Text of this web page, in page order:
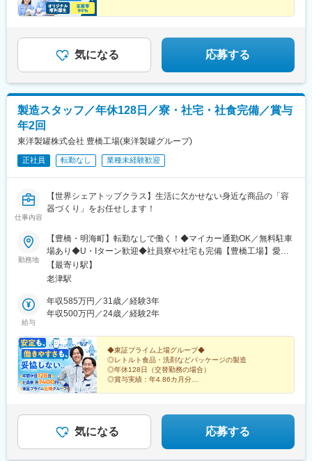
■完全週休2日／年休121日／平均残業月20H
■賞与年2回＋決算賞与
気になる 応募する
製造スタッフ／年休128日／寮・社宅・社食完備／賞与
年2回
東洋製罐株式会社 豊橋工場(東洋製罐グループ)
正社員 転勤なし 業種未経験歓迎
仕事内容
【世界シェアトップクラス】生活に欠かせない身近な商品の「容
器づくり」をお任せします！
勤務地
【豊橋・明海町】転勤なしで働く！◆マイカー通勤OK／無料駐車
場あり◆U・Iターン歓迎◆社員寮や社宅も完備【豊橋工場】愛知
県豊橋市明海町3-60★工場内はクリーンな環境。事前に工場見学
も可能なので、不安なことがあればお気軽に聞いてください！
【最寄り駅】
老津駅
給与
年収585万円／31歳／経験3年
年収500万円／24歳／経験2年
◆東証プライム上場グループ◆
◎レトルト食品・洗剤などパッケージの製造
◎年休128日（交替勤務の場合）
◎賞与実績：年4.86カ月分
気になる 応募する